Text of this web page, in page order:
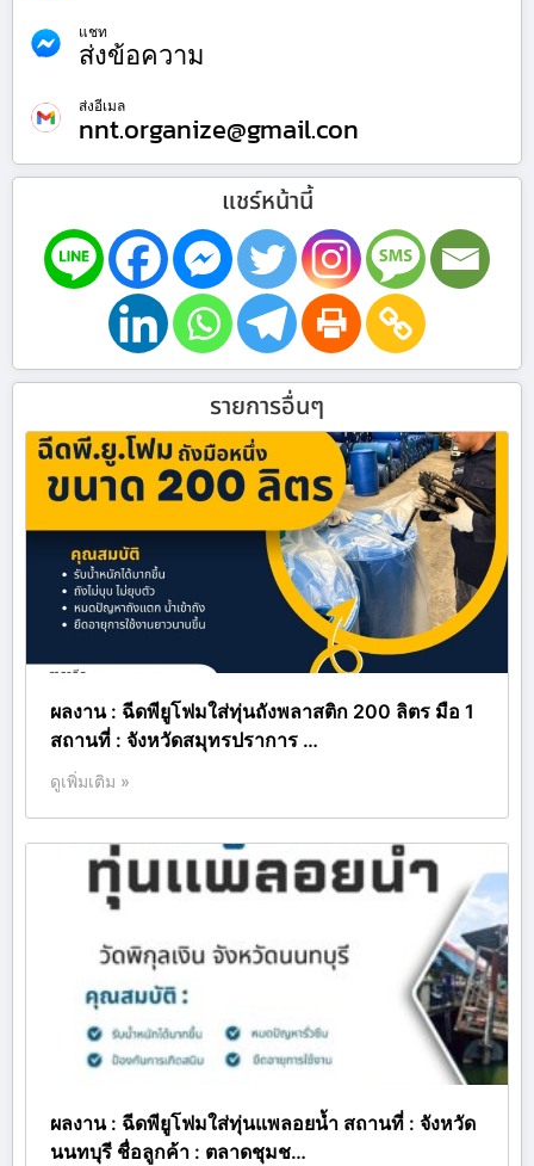
แชท
ส่งข้อความ
ส่งอีเมล
nnt.organize@gmail.con
แชร์หน้านี้
รายการอื่นๆ
ผลงาน : ฉีดพียูโฟมใส่ทุ่นถังพลาสติก 200 ลิตร มือ 1
สถานที่ : จังหวัดสมุทรปราการ …
ดูเพิ่มเติม »
ผลงาน : ฉีดพียูโฟมใส่ทุ่นแพลอยน้ำ สถานที่ : จังหวัด
นนทบุรี ชื่อลูกค้า : ตลาดชุมช…